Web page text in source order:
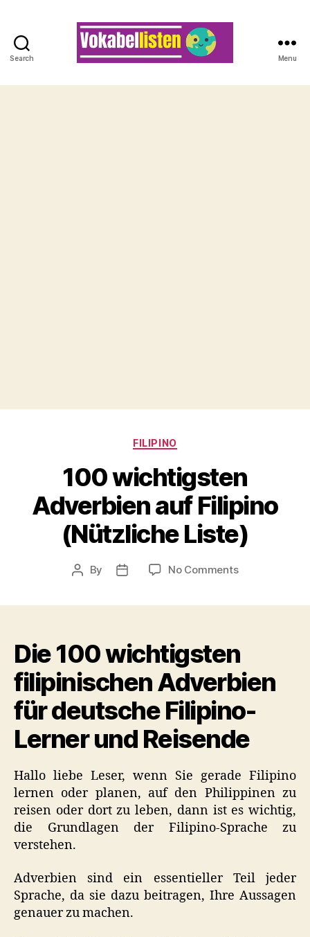
Search Menu
Categories
FILIPINO
100 wichtigsten
Adverbien auf Filipino
(Nützliche Liste)
Post
By
Post
No Commentson
(Nützliche
Liste)
Die 100 wichtigsten
filipinischen Adverbien
für deutsche Filipino-
Lerner und Reisende
Hallo liebe Leser, wenn Sie gerade Filipino
lernen oder planen, auf den Philippinen zu
reisen oder dort zu leben, dann ist es wichtig,
die Grundlagen der Filipino-Sprache zu
verstehen.
Adverbien sind ein essentieller Teil jeder
Sprache, da sie dazu beitragen, Ihre Aussagen
genauer zu machen.